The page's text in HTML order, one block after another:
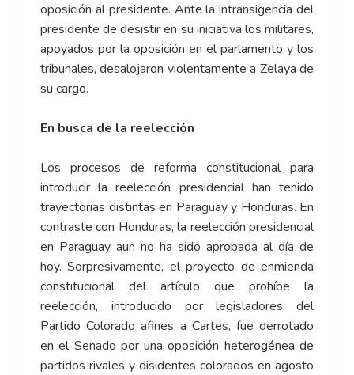
oposición al presidente. Ante la intransigencia del
presidente de desistir en su iniciativa los militares,
apoyados por la oposición en el parlamento y los
tribunales, desalojaron violentamente a Zelaya de
su cargo.
En busca de la reelección
Los procesos de reforma constitucional para
introducir la reelección presidencial han tenido
trayectorias distintas en Paraguay y Honduras. En
contraste con Honduras, la reelección presidencial
en Paraguay aun no ha sido aprobada al día de
hoy. Sorpresivamente, el proyecto de enmienda
constitucional del artículo que prohíbe la
reelección, introducido por legisladores del
Partido Colorado afines a Cartes, fue derrotado
en el Senado por una oposición heterogénea de
partidos rivales y disidentes colorados en agosto